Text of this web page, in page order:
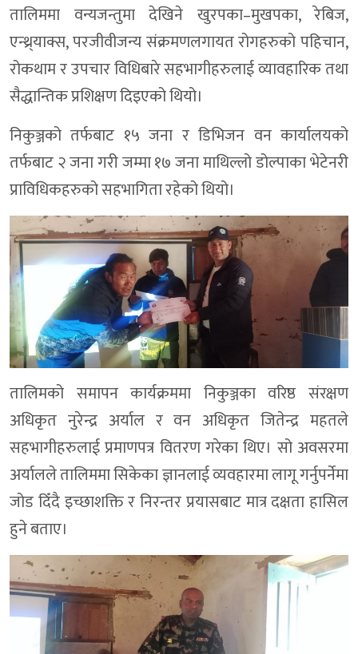
तालिममा वन्यजन्तुमा देखिने खुरपका–मुखपका, रेबिज,
एन्थ्र्याक्स, परजीवीजन्य संक्रमणलगायत रोगहरुको पहिचान,
रोकथाम र उपचार विधिबारे सहभागीहरुलाई व्यावहारिक तथा
सैद्धान्तिक प्रशिक्षण दिइएको थियो।
निकुञ्जको तर्फबाट १५ जना र डिभिजन वन कार्यालयको
तर्फबाट २ जना गरी जम्मा १७ जना माथिल्लो डोल्पाका भेटेनरी
प्राविधिकहरुको सहभागिता रहेको थियो।
तालिमको समापन कार्यक्रममा निकुञ्जका वरिष्ठ संरक्षण
अधिकृत नुरेन्द्र अर्याल र वन अधिकृत जितेन्द्र महतले
सहभागीहरुलाई प्रमाणपत्र वितरण गरेका थिए। सो अवसरमा
अर्यालले तालिममा सिकेका ज्ञानलाई व्यवहारमा लागू गर्नुपर्नेमा
जोड दिँदै इच्छाशक्ति र निरन्तर प्रयासबाट मात्र दक्षता हासिल
हुने बताए।